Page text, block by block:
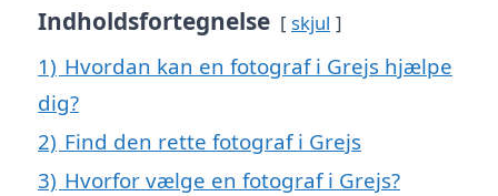
Indholdsfortegnelse skjul
1) Hvordan kan en fotograf i Grejs hjælpe
dig?
2) Find den rette fotograf i Grejs
3) Hvorfor vælge en fotograf i Grejs?